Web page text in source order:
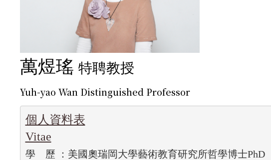
萬煜瑤 特聘教授
Yuh-yao Wan Distinguished Professor
個人資料表
Vitae
學    歷 ：美國奧瑞岡大學藝術教育研究所哲學博士
PhD